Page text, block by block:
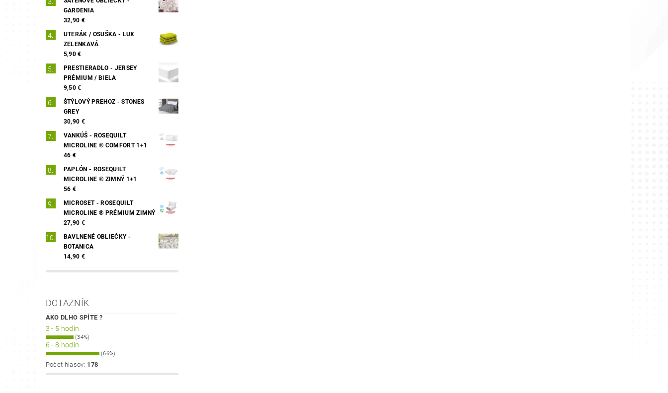
GARDENIA
32,90 €
UTERÁK / OSUŠKA - LUX
ZELENKAVÁ
5,90 €
PRESTIERADLO - JERSEY
PRÉMIUM / BIELA
9,50 €
ŠTÝLOVÝ PREHOZ - STONES
GREY
30,90 €
VANKÚŠ - ROSEQUILT
MICROLINE ® COMFORT 1+1
46 €
PAPLÓN - ROSEQUILT
MICROLINE ® ZIMNÝ 1+1
56 €
MICROSET - ROSEQUILT
MICROLINE ® PRÉMIUM ZIMNÝ
27,90 €
BAVLNENÉ OBLIEČKY -
BOTANICA
14,90 €
DOTAZNÍK
AKO DLHO SPÍTE ?
3 - 5 hodín
(34%)
6 - 8 hodín
(66%)
Počet hlasov: 178